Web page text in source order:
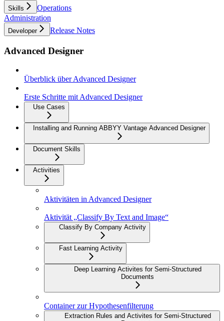
Skills
Operations
Administration
Developer Release Notes
Advanced Designer
Überblick über Advanced Designer
Erste Schritte mit Advanced Designer
Use Cases
Installing and Running ABBYY Vantage Advanced Designer
Document Skills
Activities
Aktivitäten in Advanced Designer
Aktivität „Classify By Text and Image“
Classify By Company Activity
Fast Learning Activity
Deep Learning Activites for Semi-Structured
Documents
Container zur Hypothesenfilterung
Extraction Rules and Activites for Semi-Structured